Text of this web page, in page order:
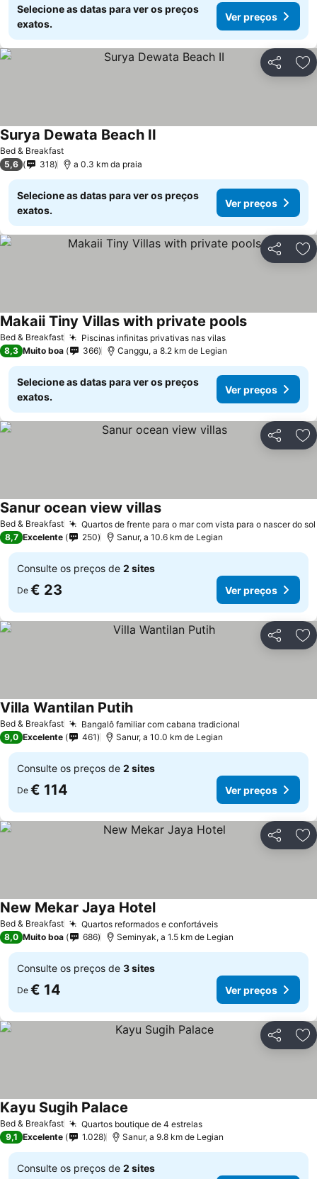
Selecione as datas para ver os preços
exatos.
Ver preços
Partilhar
Bed & Breakfast
Surya Dewata Beach II
5,6 318 a 0.3 km da praia
Selecione as datas para ver os preços
exatos.
Ver preços
Partilhar
Bed & Breakfast Piscinas infinitas privativas nas vilasVer preços
Makaii Tiny Villas with private poolsVer preços
8,3 Muito boa 366 Canggu, a 8.2 km de Legian
Selecione as datas para ver os preços
exatos.
Ver preços
Partilhar
Bed & Breakfast Quartos de frente para o mar com vista para o nascer do sol
Sanur ocean view villasVer preços
8,7 Excelente 250 Sanur, a 10.6 km de Legian
Consulte os preços de 2 sites
De € 23 Ver preços
Partilhar
Bed & Breakfast Bangalô familiar com cabana tradicional
Villa Wantilan PutihVer preços
9,0 Excelente 461 Sanur, a 10.0 km de Legian
Consulte os preços de 2 sites
De € 114 Ver preços
Partilhar
Bed & Breakfast Quartos reformados e confortáveisVer preços
New Mekar Jaya HotelVer preços
8,0 Muito boa 686 Seminyak, a 1.5 km de Legian
Consulte os preços de 3 sites
De € 14 Ver preços
Partilhar
Bed & Breakfast Quartos boutique de 4 estrelasVer preços
Kayu Sugih Palace
9,1 Excelente 1.028 Sanur, a 9.8 km de Legian
Consulte os preços de 2 sites